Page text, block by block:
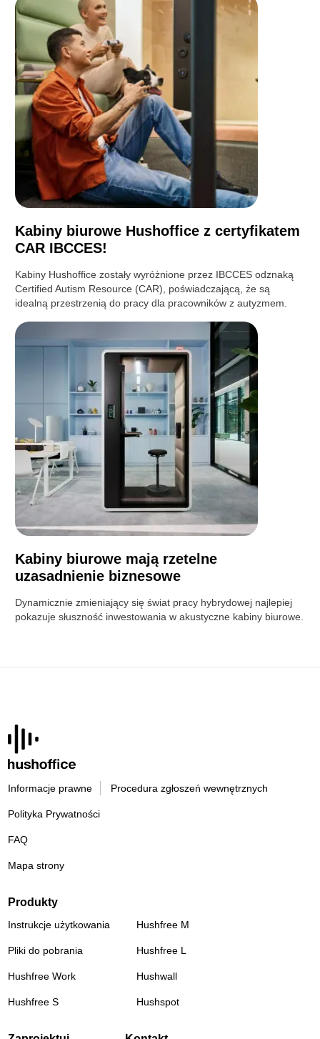
Kabiny biurowe Hushoffice z certyfikatem
CAR IBCCES!
Kabiny Hushoffice zostały wyróżnione przez IBCCES odznaką
Certified Autism Resource (CAR), poświadczającą, że są
idealną przestrzenią do pracy dla pracowników z autyzmem.
Kabiny biurowe mają rzetelne
uzasadnienie biznesowe
Dynamicznie zmieniający się świat pracy hybrydowej najlepiej
pokazuje słuszność inwestowania w akustyczne kabiny biurowe.
Informacje prawne Procedura zgłoszeń wewnętrznych
Polityka Prywatności
FAQ
Mapa strony
Produkty
Instrukcje użytkowania
Pliki do pobrania
Hushfree Work
Hushfree S
Hushfree M
Hushfree L
Hushwall
Hushspot